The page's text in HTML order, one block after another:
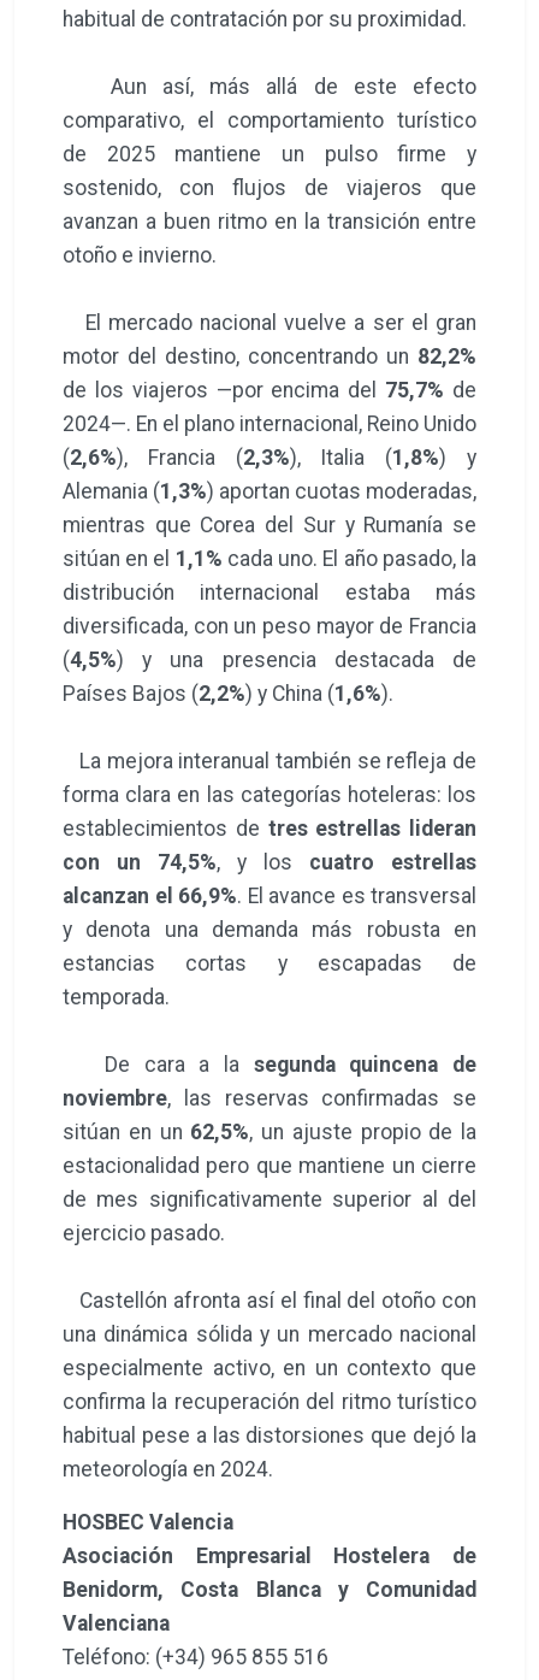
habitual de contratación por su proximidad.
Aun así, más allá de este efecto
comparativo, el comportamiento turístico
de 2025 mantiene un pulso firme y
sostenido, con flujos de viajeros que
avanzan a buen ritmo en la transición entre
otoño e invierno.
El mercado nacional vuelve a ser el gran
motor del destino, concentrando un 82,2%
de los viajeros —por encima del
75,7% de
2024—. En el plano internacional, Reino Unido
(2,6%), Francia (2,3%), Italia (1,8%) y
Alemania (1,3%) aportan cuotas moderadas,
mientras que Corea del Sur y Rumanía se
sitúan en el 1,1% cada uno. El año pasado, la
distribución internacional estaba más
diversificada, con un peso mayor de Francia
(4,5%) y una presencia destacada de
Países Bajos (2,2%) y China (1,6%).
La mejora interanual también se refleja de
forma clara en las categorías hoteleras: los
establecimientos de tres estrellas lideran
con un 74,5%, y los cuatro estrellas
alcanzan el 66,9%. El avance es transversal
y denota una demanda más robusta en
estancias cortas y escapadas de
temporada.
De cara a la segunda quincena de
noviembre, las reservas confirmadas se
sitúan en un 62,5%, un ajuste propio de la
estacionalidad pero que mantiene un cierre
de mes significativamente superior al del
ejercicio pasado.
Castellón afronta así el final del otoño con
una dinámica sólida y un mercado nacional
especialmente activo, en un contexto que
confirma la recuperación del ritmo turístico
habitual pese a las distorsiones que dejó la
meteorología en 2024.
HOSBEC Valencia
Asociación Empresarial Hostelera de
Benidorm, Costa Blanca y Comunidad
Valenciana
Teléfono: (+34) 965 855 516